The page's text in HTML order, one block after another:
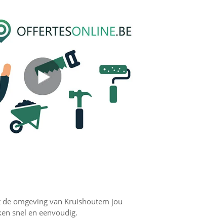
omgeving van Kruishoutem jou
snel en eenvoudig.